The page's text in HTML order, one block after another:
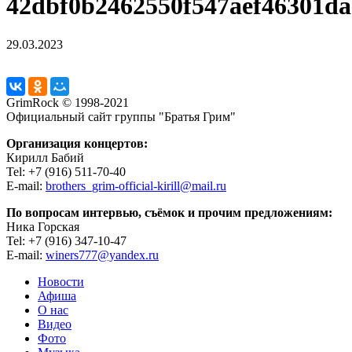
29.03.2023
GrimRock © 1998-2021
Официальный сайт группы "Братья Грим"
Организация концертов:
Кирилл Бабий
Tel: +7 (916) 511-70-40
E-mail: brothers_grim-official-kirill@mail.ru
По вопросам интервью, съёмок и прочим предложениям:
Ника Горская
Tel: +7 (916) 347-10-47
E-mail: winers777@yandex.ru
Новости
Афиша
О нас
Видео
Фото